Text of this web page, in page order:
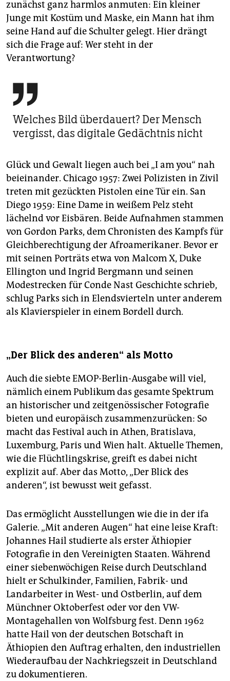
zunächst ganz harmlos anmuten: Ein kleiner
Junge mit Kostüm und Maske, ein Mann hat ihm
seine Hand auf die Schulter gelegt. Hier drängt
sich die Frage auf: Wer steht in der
Verantwortung?

Welches Bild überdauert? Der Mensch
vergisst, das digitale Gedächtnis nicht
Glück und Gewalt liegen auch bei „I am you“ nah
beieinander. Chicago 1957: Zwei Polizisten in Zivil
treten mit gezückten Pistolen eine Tür ein. San
Diego 1959: Eine Dame in weißem Pelz steht
lächelnd vor Eisbären. Beide Aufnahmen stammen
von Gordon Parks, dem Chronisten des Kampfs für
Gleichberechtigung der Afroamerikaner. Bevor er
mit seinen Porträts etwa von Malcom X, Duke
Ellington und Ingrid Bergmann und seinen
Modestrecken für Conde Nast Geschichte schrieb,
schlug Parks sich in Elendsvierteln unter anderem
als Klavierspieler in einem Bordell durch.
„Der Blick des anderen“ als Motto
Auch die siebte EMOP-Berlin-Ausgabe will viel,
nämlich einem Publikum das gesamte Spektrum
an historischer und zeitgenössischer Fotografie
bieten und europäisch zusammenzurücken: So
macht das Festival auch in Athen, Bratislava,
Luxemburg, Paris und Wien halt. Aktuelle Themen,
wie die Flüchtlingskrise, greift es dabei nicht
explizit auf. Aber das Motto, „Der Blick des
anderen“, ist bewusst weit gefasst.
Das ermöglicht Ausstellungen wie die in der ifa
Galerie. „Mit anderen Augen“ hat eine leise Kraft:
Johannes Hail studierte als erster Äthiopier
Fotografie in den Vereinigten Staaten. Während
einer siebenwöchigen Reise durch Deutschland
hielt er Schulkinder, Familien, Fabrik- und
Landarbeiter in West- und Ostberlin, auf dem
Münchner Oktoberfest oder vor den VW-
Montagehallen von Wolfsburg fest. Denn 1962
hatte Hail von der deutschen Botschaft in
Äthiopien den Auftrag erhalten, den industriellen
Wiederaufbau der Nachkriegszeit in Deutschland
zu dokumentieren.